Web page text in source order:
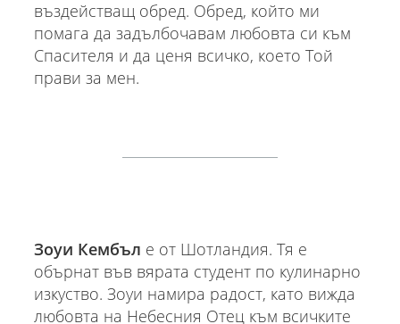
въздействащ обред. Обред, който ми
помага да задълбочавам любовта си към
Спасителя и да ценя всичко, което Той
прави за мен.
Зоуи Кембъл е от Шотландия. Тя е
обърнат във вярата студент по кулинарно
изкуство. Зоуи намира радост, като вижда
любовта на Небесния Отец към всичките